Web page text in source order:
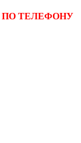
ПО ТЕЛЕФОНУ